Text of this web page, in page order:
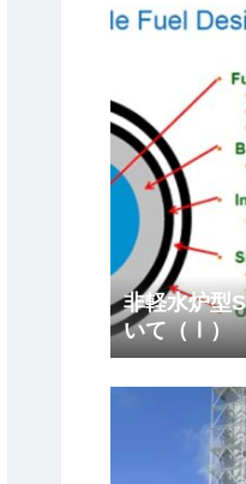
非軽水炉型
いて（Ⅰ）